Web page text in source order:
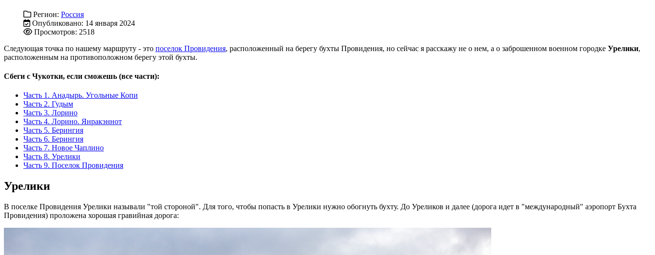
Регион: Россия
Опубликовано: 14 января 2024
Просмотров: 2518
Следующая точка по нашему маршруту - это поселок Провидения, расположенный на берегу бухты Провидения, но сейчас я расскажу не о нем, а о заброшенном военном городке Урелики,
расположенным на противоположном берегу этой бухты.
Сбеги с Чукотки, если сможешь (все части):
Часть 1. Анадырь. Угольные Копи
Часть 2. Гудым
Часть 3. Лорино
Часть 4. Лорино. Янракэннот
Часть 5. Берингия
Часть 6. Берингия
Часть 7. Новое Чаплино
Часть 8. Урелики
Часть 9. Поселок Провидения
Урелики
В поселке Провидения Урелики называли "той стороной". Для того, чтобы попасть в Урелики нужно обогнуть бухту. До Уреликов и далее (дорога идет в "международный" аэропорт Бухта
Провидения) проложена хорошая гравийная дорога: